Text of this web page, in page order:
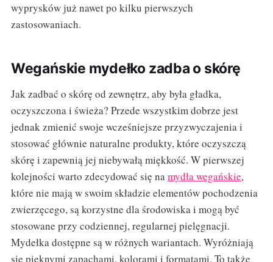
wyprysków już nawet po kilku pierwszych
zastosowaniach.
Wegańskie mydełko zadba o skórę
Jak zadbać o skórę od zewnętrz, aby była gładka,
oczyszczona i świeża? Przede wszystkim dobrze jest
jednak zmienić swoje wcześniejsze przyzwyczajenia i
stosować głównie naturalne produkty, które oczyszczą
skórę i zapewnią jej niebywałą miękkość. W pierwszej
kolejności warto zdecydować się namydła wegańskie,
które nie mają w swoim składzie elementów pochodzenia
zwierzęcego, są korzystne dla środowiska i mogą być
stosowane przy codziennej, regularnej pielęgnacji.
Mydełka dostępne są w różnych wariantach. Wyróżniają
się pięknymi zapachami, kolorami i formatami. To także